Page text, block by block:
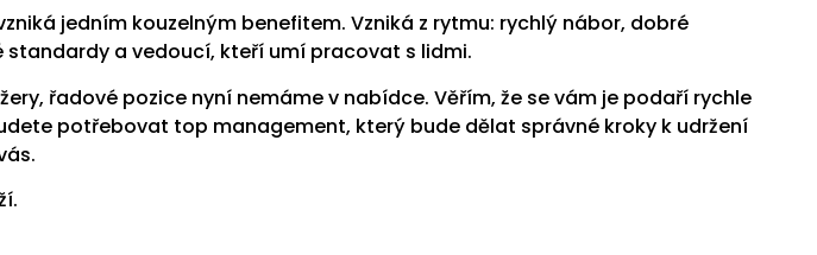
jedním kouzelným benefitem. Vzniká z rytmu: rychlý nábor, dobré
standardy a vedoucí, kteří umí pracovat s lidmi.
řadové pozice nyní nemáme v nabídce. Věřím, že se vám je podaří rychle
potřebovat top management, který bude dělat správné kroky k udržení